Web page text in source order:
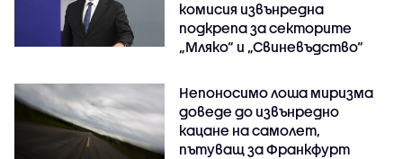
комисия извънредна
подкрепа за секторите
„Мляко“ и „Свиневъдство“
Непоносимо лоша миризма
доведе до извънредно
кацане на самолет,
пътуващ за Франкфурт